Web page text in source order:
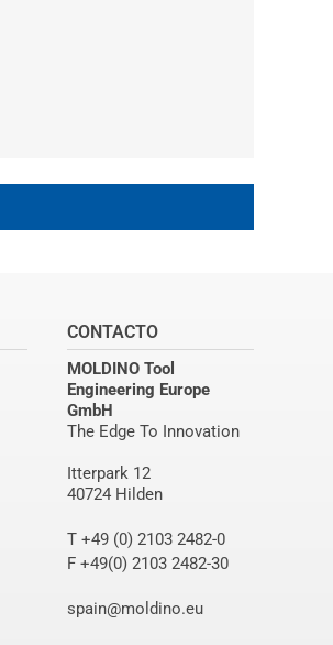
CONTACTO
MOLDINO Tool
Engineering Europe
GmbH
The Edge To Innovation
Itterpark 12
40724 Hilden
T +49 (0) 2103 2482-0
F +49(0) 2103 2482-30
spain@moldino.eu